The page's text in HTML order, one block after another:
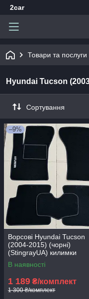
2car
Товари та послуги
Hyundai Tucson
Сортування
–9%
Ворсові Hyundai Tucson
(2004-2015) (чорні)
(StingrayUA) килимки
текстильні в салон авто
В наявності
1 189 ₴/комплект
1 300 ₴/комплект